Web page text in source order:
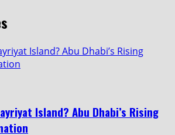
Island? Abu Dhabi’s Rising
Island? Abu Dhabi’s Rising